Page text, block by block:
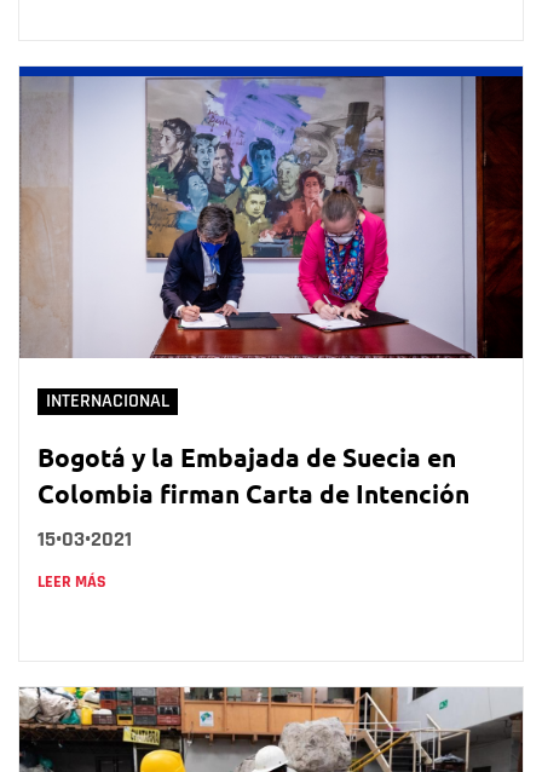
INTERNACIONAL
Bogotá y la Embajada de Suecia en
Colombia firman Carta de Intención
15•03•2021
LEER MÁS